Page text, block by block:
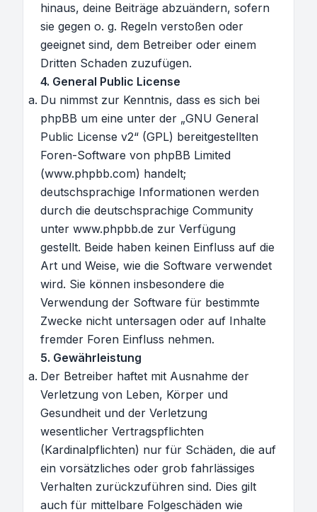
hinaus, deine Beiträge abzuändern, sofern
sie gegen o. g. Regeln verstoßen oder
geeignet sind, dem Betreiber oder einem
Dritten Schaden zuzufügen.
4. General Public License
Du nimmst zur Kenntnis, dass es sich bei
phpBB um eine unter der „GNU General
Public License v2“ (GPL) bereitgestellten
Foren-Software von phpBB Limited
(www.phpbb.com) handelt;
deutschsprachige Informationen werden
durch die deutschsprachige Community
unter www.phpbb.de zur Verfügung
gestellt. Beide haben keinen Einfluss auf die
Art und Weise, wie die Software verwendet
wird. Sie können insbesondere die
Verwendung der Software für bestimmte
Zwecke nicht untersagen oder auf Inhalte
fremder Foren Einfluss nehmen.
5. Gewährleistung
Der Betreiber haftet mit Ausnahme der
Verletzung von Leben, Körper und
Gesundheit und der Verletzung
wesentlicher Vertragspflichten
(Kardinalpflichten) nur für Schäden, die auf
ein vorsätzliches oder grob fahrlässiges
Verhalten zurückzuführen sind. Dies gilt
auch für mittelbare Folgeschäden wie